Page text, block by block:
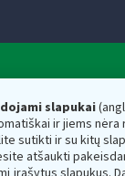
slapukai
ir jiems nėra
sutikti ir su kitų
atšaukti
ministerijos
asmens kodas —
g. 14, 01107
dėžutės adresas